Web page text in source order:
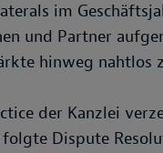
im
und Partner
hinweg nahtlos
der Kanzlei
folgte Dispute